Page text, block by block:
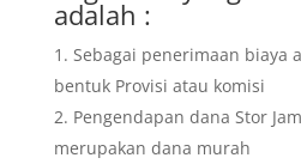
adalah :
Sebagai penerimaan biaya
bentuk Provisi atau komisi
Pengendapan dana Stor
merupakan dana murah